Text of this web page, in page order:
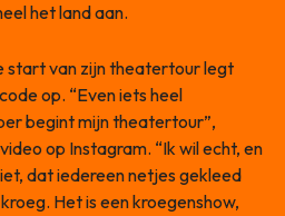
het land aan.
start van zijn theatertour legt
op. “Even iets heel
begint mijn theatertour”,
op Instagram. “Ik wil echt, en
dat iedereen netjes gekleed
Het is een kroegenshow,